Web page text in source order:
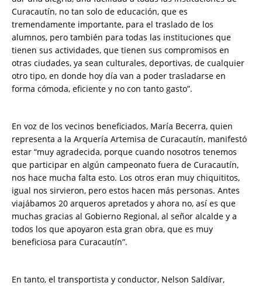
Curacautín, no tan solo de educación, que es
tremendamente importante, para el traslado de los
alumnos, pero también para todas las instituciones que
tienen sus actividades, que tienen sus compromisos en
otras ciudades, ya sean culturales, deportivas, de cualquier
otro tipo, en donde hoy día van a poder trasladarse en
forma cómoda, eficiente y no con tanto gasto”.
En voz de los vecinos beneficiados, María Becerra, quien
representa a la Arquería Artemisa de Curacautín, manifestó
estar “muy agradecida, porque cuando nosotros tenemos
que participar en algún campeonato fuera de Curacautín,
nos hace mucha falta esto. Los otros eran muy chiquititos,
igual nos sirvieron, pero estos hacen más personas. Antes
viajábamos 20 arqueros apretados y ahora no, así es que
muchas gracias al Gobierno Regional, al señor alcalde y a
todos los que apoyaron esta gran obra, que es muy
beneficiosa para Curacautín”.
En tanto, el transportista y conductor, Nelson Saldívar,